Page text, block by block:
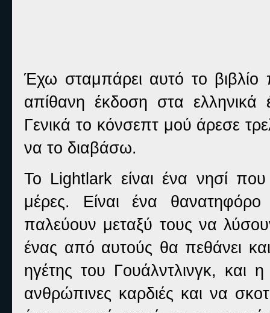
Έχω σταμπάρει αυτό το βιβλίο
απίθανη έκδοση στα ελληνικά
Γενικά το κόνσεπτ μού άρεσε
να το διαβάσω.
Το Lightlark είναι ένα νησί που
μέρες. Είναι ένα θανατηφόρο
παλεύουν μεταξύ τους να
ένας από αυτούς θα πεθάνει
ηγέτης του Γουάλντλινγκ, και
ανθρώπινες καρδιές και να